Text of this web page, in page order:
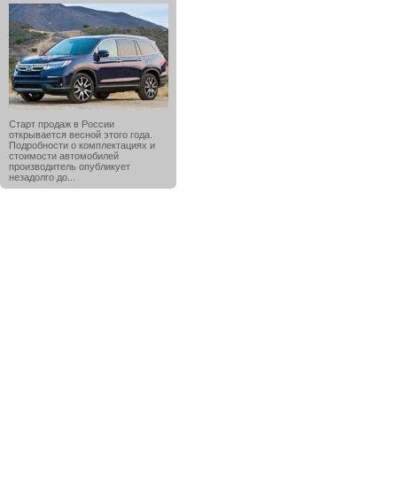
Старт продаж в России
открывается весной этого года.
Подробности о комплектациях и
стоимости автомобилей
производитель опубликует
незадолго до...